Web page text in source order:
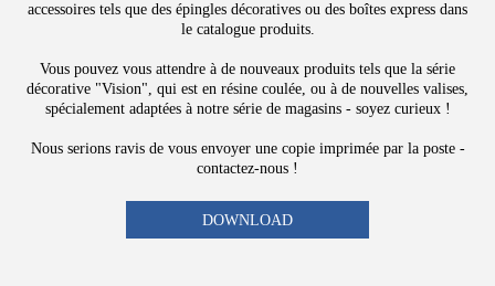
accessoires tels que des épingles décoratives ou des boîtes express dans
le catalogue produits.
Vous pouvez vous attendre à de nouveaux produits tels que la série
décorative "Vision", qui est en résine coulée, ou à de nouvelles valises,
spécialement adaptées à notre série de magasins - soyez curieux !
Nous serions ravis de vous envoyer une copie imprimée par la poste -
contactez-nous !
DOWNLOAD